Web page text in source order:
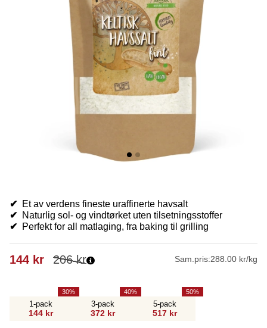
✔ Et av verdens fineste uraffinerte havsalt
✔ Naturlig sol- og vindtørket uten tilsetningsstoffer
✔ Perfekt for all matlaging, fra baking til grilling
206kr
144 kr Sam.pris:288.00 kr/kg
1-pack
144 kr
30
3-pack
372 kr
40
5-pack
517 kr
50